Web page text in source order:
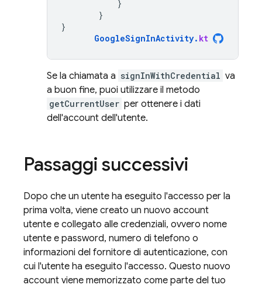
}
}
}
GoogleSignInActivity. kt
Se la chiamata a signInWithCredential va
a buon fine, puoi utilizzare il metodo
getCurrentUser per ottenere i dati
dell'account dell'utente.
Passaggi successivi
Dopo che un utente ha eseguito l'accesso per la
prima volta, viene creato un nuovo account
utente e collegato alle credenziali, ovvero nome
utente e password, numero di telefono o
informazioni del fornitore di autenticazione, con
cui l'utente ha eseguito l'accesso. Questo nuovo
account viene memorizzato come parte del tuo